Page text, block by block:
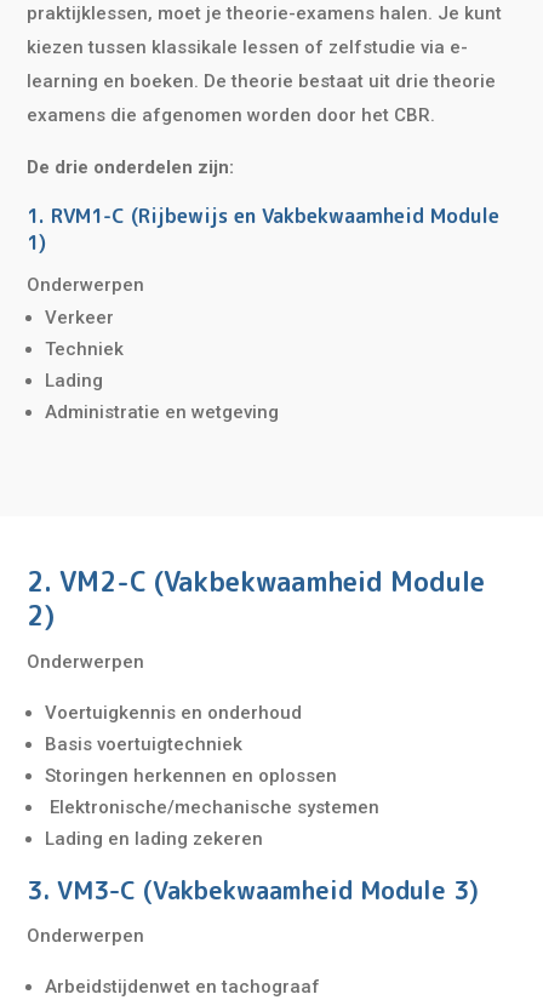
praktijklessen, moet je theorie-examens halen. Je kunt
kiezen tussen klassikale lessen of zelfstudie via e-
learning en boeken. De theorie bestaat uit drie theorie
examens die afgenomen worden door het CBR.
De drie onderdelen zijn:
1. RVM1-C (Rijbewijs en Vakbekwaamheid Module
1)
Onderwerpen
Verkeer
Techniek
Lading
Administratie en wetgeving
2. VM2-C (Vakbekwaamheid Module
2)
Onderwerpen
Voertuigkennis en onderhoud
Basis voertuigtechniek
Storingen herkennen en oplossen
Elektronische/mechanische systemen
Lading en lading zekeren
3. VM3-C (Vakbekwaamheid Module 3)
Onderwerpen
Arbeidstijdenwet en tachograaf